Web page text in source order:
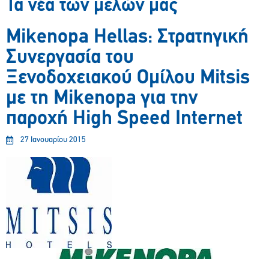
Τα νέα των μελών μας
Mikenopa Hellas: Στρατηγική
Συνεργασία του
Ξενοδοχειακού Ομίλου Mitsis
με τη Mikenopa για την
παροχή High Speed Internet
27 Ιανουαρίου 2015